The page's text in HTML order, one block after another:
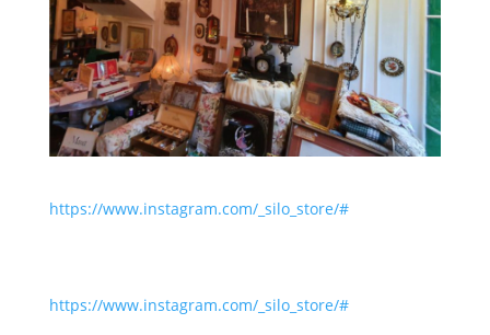
https://www.instagram.com/_silo_store/#
https://www.instagram.com/_silo_store/#